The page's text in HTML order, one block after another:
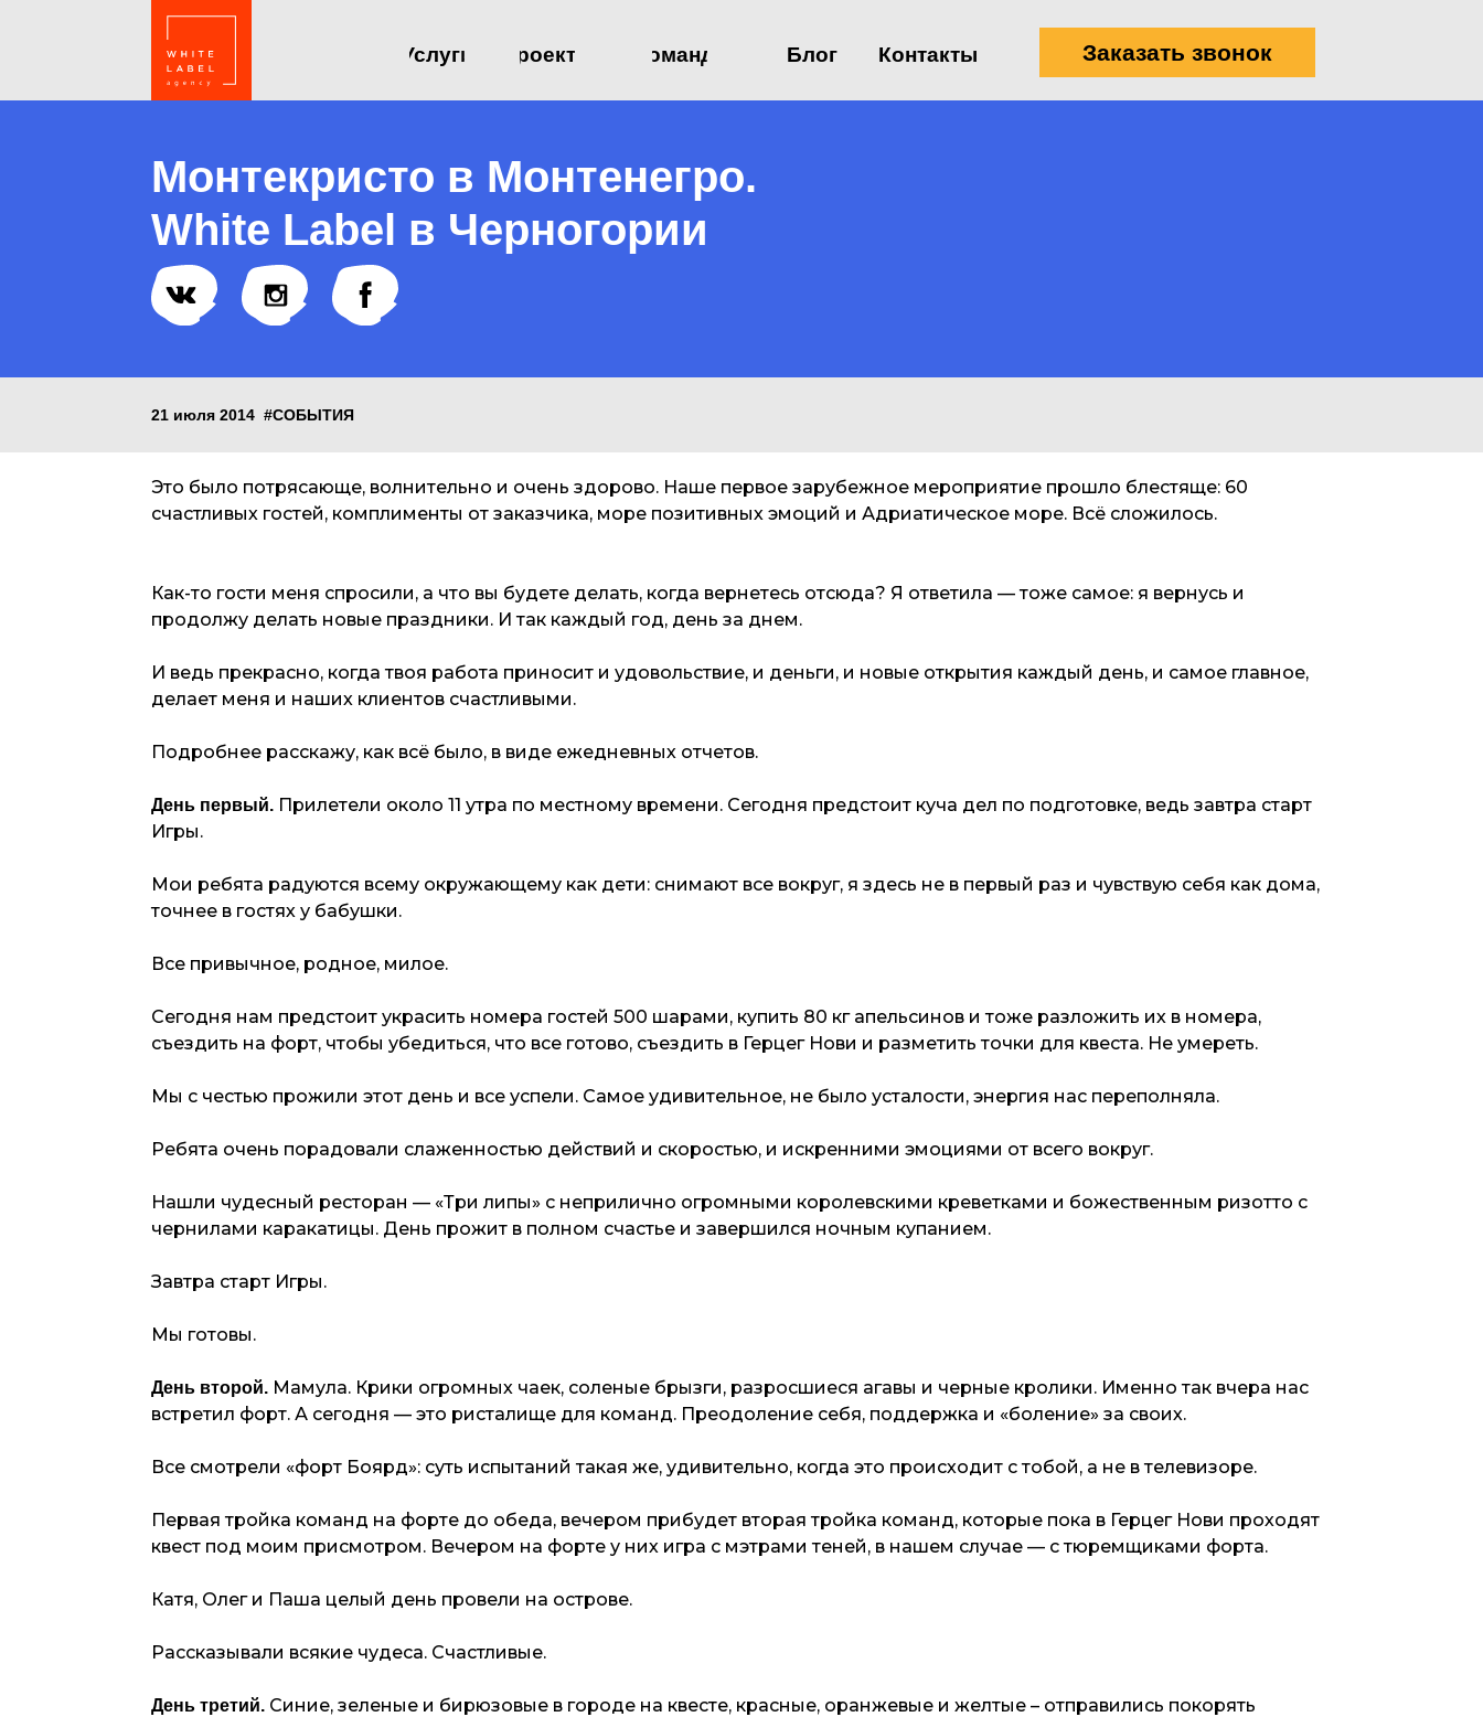
Заказать звонок
Монтекристо в Монтенегро.
White Label в Черногории
Контакты
Блог
Команда
Проекты
Услуги
21 июля 2014 #СОБЫТИЯ
Это было потрясающе, волнительно и очень здорово. Наше первое зарубежное мероприятие прошло блестяще: 60
счастливых гостей, комплименты от заказчика, море позитивных эмоций и Адриатическое море. Всё сложилось.
Как-то гости меня спросили, а что вы будете делать, когда вернетесь отсюда? Я ответила — тоже самое: я вернусь и
продолжу делать новые праздники. И так каждый год, день за днем.
И ведь прекрасно, когда твоя работа приносит и удовольствие, и деньги, и новые открытия каждый день, и самое главное,
делает меня и наших клиентов счастливыми.
Подробнее расскажу, как всё было, в виде ежедневных отчетов.
День первый. Прилетели около 11 утра по местному времени. Сегодня предстоит куча дел по подготовке, ведь завтра старт
Игры.
Мои ребята радуются всему окружающему как дети: снимают все вокруг, я здесь не в первый раз и чувствую себя как дома,
точнее в гостях у бабушки.
Все привычное, родное, милое.
Сегодня нам предстоит украсить номера гостей 500 шарами, купить 80 кг апельсинов и тоже разложить их в номера,
съездить на форт, чтобы убедиться, что все готово, съездить в Герцег Нови и разметить точки для квеста. Не умереть.
Мы с честью прожили этот день и все успели. Самое удивительное, не было усталости, энергия нас переполняла.
Ребята очень порадовали слаженностью действий и скоростью, и искренними эмоциями от всего вокруг.
Нашли чудесный ресторан — «Три липы» с неприлично огромными королевскими креветками и божественным ризотто с
чернилами каракатицы. День прожит в полном счастье и завершился ночным купанием.
Завтра старт Игры.
Мы готовы.
День второй. Мамула. Крики огромных чаек, соленые брызги, разросшиеся агавы и черные кролики. Именно так вчера нас
встретил форт. А сегодня — это ристалище для команд. Преодоление себя, поддержка и «боление» за своих.
Все смотрели «форт Боярд»: суть испытаний такая же, удивительно, когда это происходит с тобой, а не в телевизоре.
Первая тройка команд на форте до обеда, вечером прибудет вторая тройка команд, которые пока в Герцег Нови проходят
квест под моим присмотром. Вечером на форте у них игра с мэтрами теней, в нашем случае — с тюремщиками форта.
Катя, Олег и Паша целый день провели на острове.
Рассказывали всякие чудеса. Счастливые.
День третий. Синие, зеленые и бирюзовые в городе на квесте, красные, оранжевые и желтые – отправились покорять